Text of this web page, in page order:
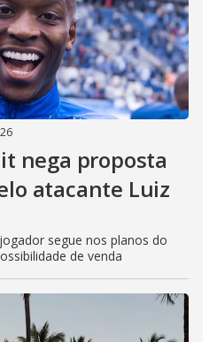
nega proposta
atacante Luiz
segue nos planos do
de venda